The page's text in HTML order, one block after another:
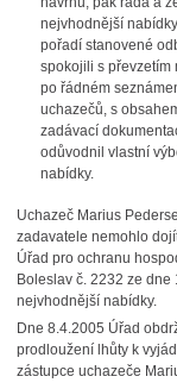
nejvhodnější
pořadí stanovené
spokojili s převzetím
po řádném
uchazečů, s
zadávací
odůvodnil vlastní
nabídky.
Uchazeč Marius
zadavatele nemohlo
Úřad pro ochranu
Boleslav č. 2232 ze
nejvhodnější nabídky.
Dne 8.4.2005 Úřad
prodloužení lhůty k
zástupce uchazeče